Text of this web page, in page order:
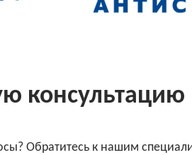
консультацию
Обратитесь к нашим